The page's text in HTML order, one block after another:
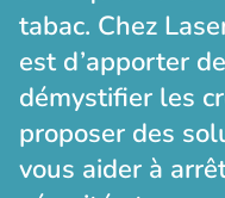
tabac. Chez
est d’apporter
démystifier les
proposer des
vous aider à